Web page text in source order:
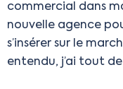
commercial dans
nouvelle agence
s’insérer sur le
entendu, j’ai tout